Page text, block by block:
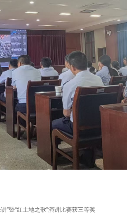
”暨“红土地之歌”演讲比赛获三等奖